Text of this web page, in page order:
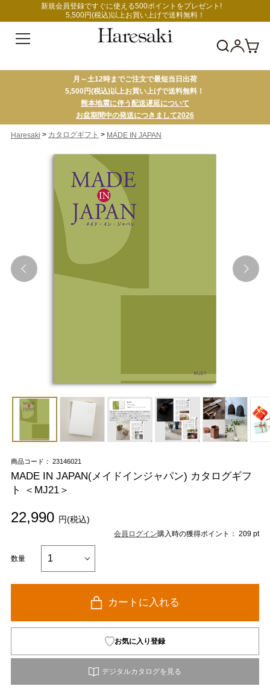
新規会員登録ですぐに使える500ポイントをプレゼント!
5,500円(税込)以上お買い上げで送料無料！
月～土12時までご注文で最短当日出荷
5,500円(税込)以上お買い上げで送料無料！
熊本地震に伴う配送遅延について
お盆期間中の発送につきまして2026
Haresaki > カタログギフト > MADE IN JAPAN
商品コード： 23146021
MADE IN JAPAN(メイドインジャパン) カタログギフ
ト ＜MJ21＞
22,990 円(税込)
会員ログイン購入時の獲得ポイント： 209 pt
数量
カートに入れる
お気に入り登録